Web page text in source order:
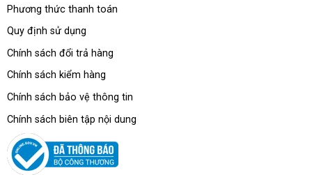
Phương thức thanh toán
Quy định sử dụng
Chính sách đổi trả hàng
Chính sách kiểm hàng
Chính sách bảo vệ thông tin
Chính sách biên tập nội dung